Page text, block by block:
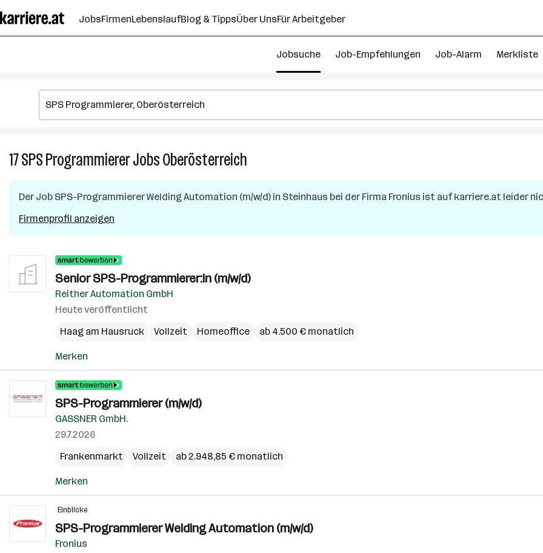
Seiteninhalt
springen
JobsFirmenLebenslaufBlog & TippsÜber UnsFür Arbeitgeber
Jobsuche Job-Empfehlungen Job-Alarm Merkliste
17SPS ProgrammiererJobsOberösterreich
Jobs
Der Job SPS-Programmierer Welding Automation (m/w/d) in Steinhaus bei der Firma Fronius ist auf karriere.at leider
Firmenprofil anzeigen
Senior SPS-Program­mierer:in (m/w/d)
Reither Automation GmbH
Heute veröffentlicht
Haag am Hausruck
Vollzeit Homeoffice ab 4.500 € monatlich
Merken
SPS-Programmierer (m/w/d)
GASSNER GmbH.
29.7.2026
Frankenmarkt
Vollzeit ab 2.948,85 € monatlich
Merken
Einblicke
SPS-Programmierer Welding Automation (m/w/d)
Fronius